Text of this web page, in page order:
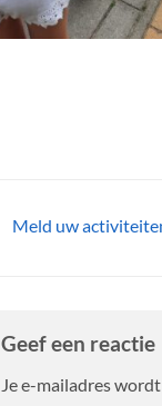
Meld uw
Geef een reactie
Je e-mailadres
Alternative: